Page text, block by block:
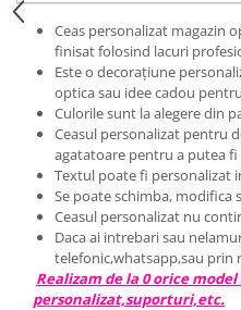
Ceas personalizat magazin
finisat folosind lacuri
Este o decorațiune
optica sau idee cadou
Culorile sunt la alegere din
Ceasul personalizat pentru
agatatoare pentru a putea fi
Textul poate fi personalizat
Se poate schimba, modifica
Ceasul personalizat nu
Daca ai intrebari sau
telefonic,whatsapp,sau prin
Realizam de la 0 orice
personalizat,suporturi,etc.